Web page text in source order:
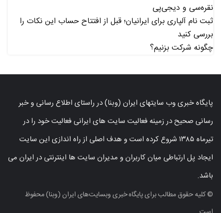
نقره‌سی و دیجی‌پی
ثبت نام آلپاری برای ایرانیان؛ قبل از افتتاح حساب این نکات را
بررسی کنید
چگونه شرکت بزنیم؟
پایگاه خبری وب سایتهای ایران (وبنا) در راستای اطلاع رسانی و خبر
رسانی صحیح در زمینه فعالیت سایت های ایرانی فعالیت خود را در
تیرماه ۱۳۸۵ شروع کرده است و هدف اصلی از راه اندازی این سایت
ایجاد پل ارتباطی میان کاربران و مدیران سایت ها اینترنتی در ایران می
باشد.
© کلیه حقوق مطالب برای پایگاه خبری وبسایت‌های ایران (وبنا) محفوظ